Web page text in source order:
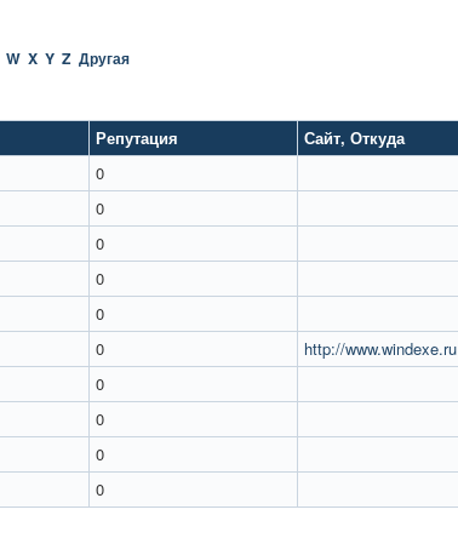
W X Y Z Другая
Репутация Сайт, Откуда
0
0
0
0
0
0 http://www.windexe.ru
0
0
0
0